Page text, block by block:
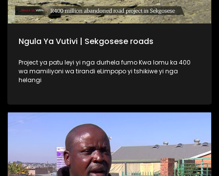
Ngula Ya Vutivi | Sekgosese roads
Project ya patu leyi yi nga durhela fumo Kwa lomu ka 400
wa mamiliyoni wa tirandi eLimpopo yi tshikiwe yi nga
helangi